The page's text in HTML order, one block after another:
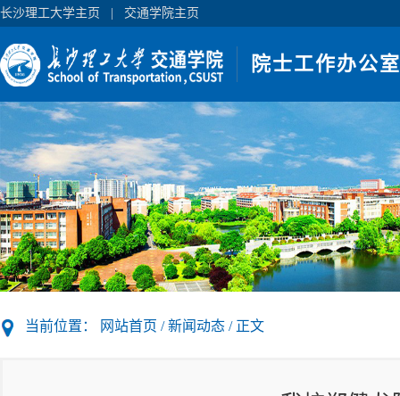
长沙理工大学主页 交通学院主页
院士工作办公室
当前位置： 网站首页 /新闻动态 / 正文